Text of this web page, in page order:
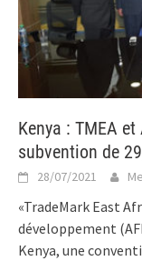
Kenya : TMEA
subvention de
28/07/2021
«TradeMark East
développement
Kenya, une